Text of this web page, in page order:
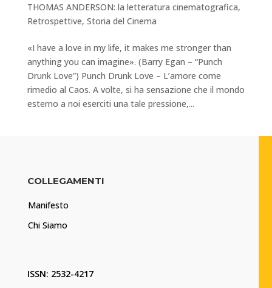
THOMAS ANDERSON: la letteratura cinematografica,
Retrospettive, Storia del Cinema
«I have a love in my life, it makes me stronger than
anything you can imagine». (Barry Egan – “Punch
Drunk Love”) Punch Drunk Love – L’amore come
rimedio al Caos. A volte, si ha sensazione che il mondo
esterno a noi eserciti una tale pressione,...
COLLEGAMENTI
Manifesto
Chi Siamo
ISSN: 2532-4217